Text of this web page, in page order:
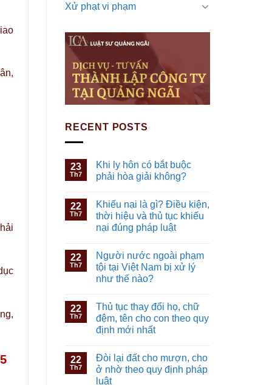
Xử phạt vi phạm
RECENT POSTS
23
Th7
Khi ly hôn có bắt buộc
phải hòa giải không?
22
Th7
Khiếu nại là gì? Điều kiện,
thời hiệu và thủ tục khiếu
nại đúng pháp luật
22
Th7
Người nước ngoài phạm
tội tại Việt Nam bị xử lý
như thế nào?
22
Th7
Thủ tục thay đổi họ, chữ
đệm, tên cho con theo quy
định mới nhất
22
Th7
Đòi lại đất cho mượn, cho
ở nhờ theo quy định pháp
luật